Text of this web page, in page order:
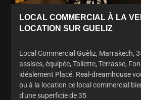
LOCAL COMMERCIAL À LA
LOCATION SUR GUELIZ
Local Commercial Guèliz, Marrakech,
assises, équipée, Toilette, Terrasse,
idéalement Placé. Real-dreamhouse
ou à la location ce local commercial
d'une superficie de 35